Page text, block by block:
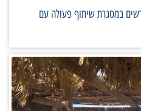
במסגרת שיתוף פעולה עם